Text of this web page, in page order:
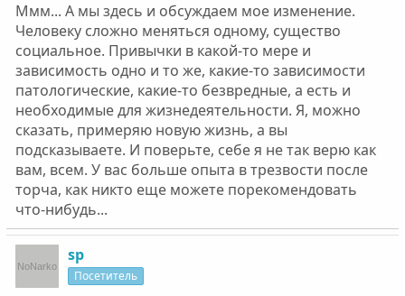
раз - меняй себя. Ни одно увлечение не даст тебе
ощущения полноты жизни, если ты останешься в
состоянии, которое привело тебя к употреблению.
Ммм... А мы здесь и обсуждаем мое изменение.
Человеку сложно меняться одному, существо
социальное. Привычки в какой-то мере и
зависимость одно и то же, какие-то зависимости
патологические, какие-то безвредные, а есть и
необходимые для жизнедеятельности. Я, можно
сказать, примеряю новую жизнь, а вы
подсказываете. И поверьте, себе я не так верю как
вам, всем. У вас больше опыта в трезвости после
торча, как никто еще можете порекомендовать
что-нибудь...
sp
Посетитель